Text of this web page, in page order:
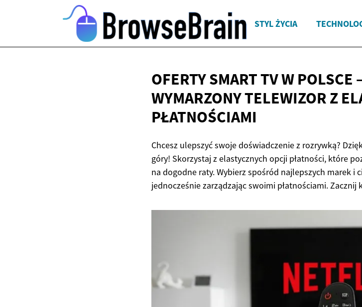
STYL ŻYCIA
OFERTY SMART TV W POLSCE
WYMARZONY TELEWIZOR Z
PŁATNOŚCIAMI
Chcesz ulepszyć swoje doświadczenie z rozrywką?
góry! Skorzystaj z elastycznych opcji płatności, które
na dogodne raty. Wybierz spośród najlepszych marek i
jednocześnie zarządzając swoimi płatnościami.